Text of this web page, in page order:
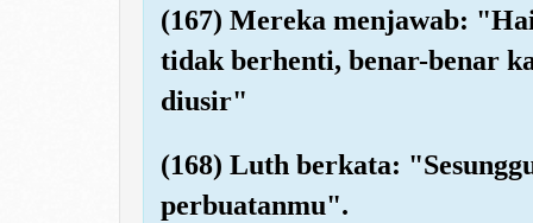
(167) Mereka menjawab:
tidak berhenti, benar-benar
diusir"
(168) Luth berkata:
perbuatanmu".